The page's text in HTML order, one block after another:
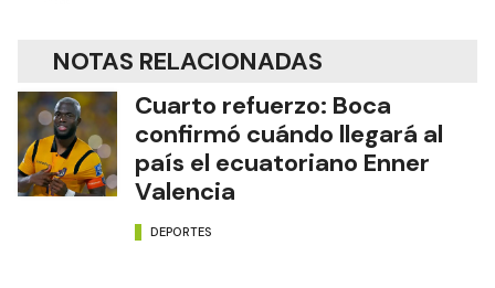
NOTAS RELACIONADAS
Cuarto refuerzo: Boca
confirmó cuándo llegará al
país el ecuatoriano Enner
Valencia
DEPORTES